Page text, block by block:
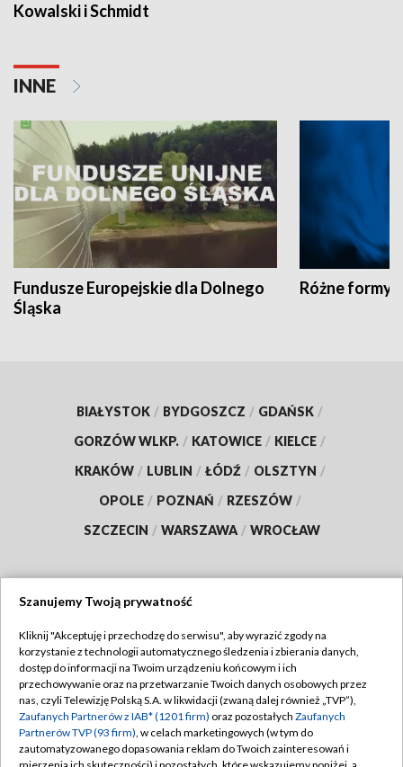
Kowalski i Schmidt
INNE
Fundusze Europejskie dla Dolnego
Śląska
Różne formy
BIAŁYSTOK / BYDGOSZCZ / GDAŃSK /
GORZÓW WLKP. / KATOWICE / KIELCE /
KRAKÓW / LUBLIN / ŁÓDŹ / OLSZTYN /
OPOLE / POZNAŃ / RZESZÓW /
SZCZECIN / WARSZAWA / WROCŁAW
TVP
Abonament TVP
Emisja w TVP
Centrum informacji TVP
Regulamin TVP
Polityka prywatności
Moje zgody
Szanujemy Twoją prywatność
Kliknij "Akceptuję i przechodzę do serwisu", aby wyrazić zgody na
korzystanie z technologii automatycznego śledzenia i zbierania danych,
dostęp do informacji na Twoim urządzeniu końcowym i ich
przechowywanie oraz na przetwarzanie Twoich danych osobowych przez
nas, czyli Telewizję Polską S.A. w likwidacji (zwaną dalej również „TVP”),
Zaufanych Partnerów z IAB* (1201 firm) oraz pozostałych Zaufanych
Partnerów TVP (93 firm), w celach marketingowych (w tym do
zautomatyzowanego dopasowania reklam do Twoich zainteresowań i